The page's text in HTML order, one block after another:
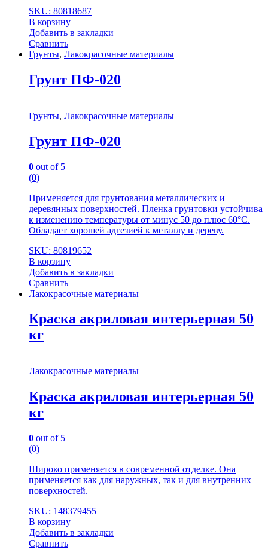
SKU: 80818687
В корзину
Добавить в закладки
Сравнить
Грунты, Лакокрасочные материалы
Грунт ПФ-020
Грунты, Лакокрасочные материалы
Грунт ПФ-020
0 out of 5
(0)
Применяется для грунтования металлических и
деревянных поверхностей. Пленка грунтовки устойчива
к изменению температуры от минус 50 до плюс 60°С.
Обладает хорошей адгезией к металлу и дереву.
SKU: 80819652
В корзину
Добавить в закладки
Сравнить
Лакокрасочные материалы
Краска акриловая интерьерная 50
кг
Лакокрасочные материалы
Краска акриловая интерьерная 50
кг
0 out of 5
(0)
Широко применяется в современной отделке. Она
применяется как для наружных, так и для внутренних
поверхностей.
SKU: 148379455
В корзину
Добавить в закладки
Сравнить